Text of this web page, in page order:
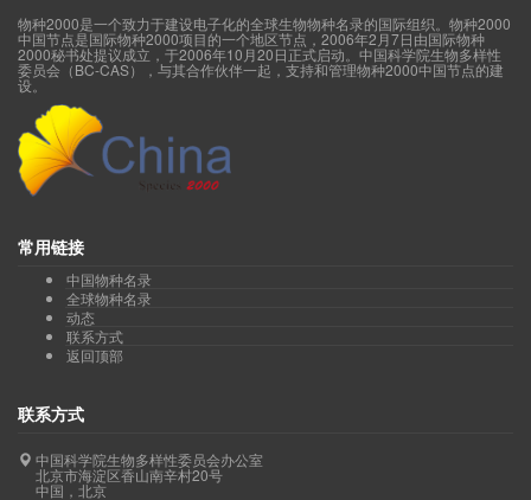
物种2000是一个致力于建设电子化的全球生物物种名录的国际组织。物种2000
中国节点是国际物种2000项目的一个地区节点，2006年2月7日由国际物种
2000秘书处提议成立，于2006年10月20日正式启动。中国科学院生物多样性
委员会（BC-CAS），与其合作伙伴一起，支持和管理物种2000中国节点的建
设。
常用链接
中国物种名录
全球物种名录
动态
联系方式
返回顶部
联系方式
中国科学院生物多样性委员会办公室
北京市海淀区香山南辛村20号
中国，北京